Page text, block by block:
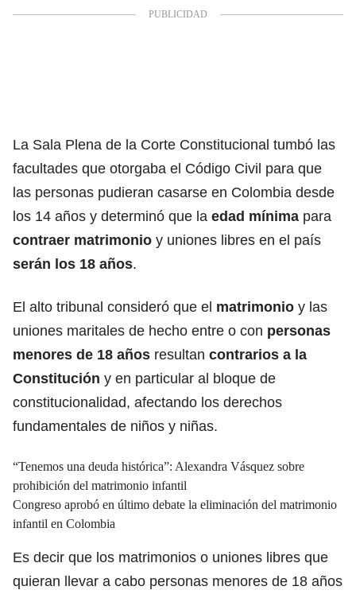
La Sala Plena de la Corte Constitucional tumbó las
facultades que otorgaba el Código Civil para que
las personas pudieran casarse en Colombia desde
los 14 años y determinó que la edad mínima para
contraer matrimonio y uniones libres en el país
serán los 18 años.
El alto tribunal consideró que el matrimonio y las
uniones maritales de hecho entre o con personas
menores de 18 años resultan contrarios a la
Constitución y en particular al bloque de
constitucionalidad, afectando los derechos
fundamentales de niños y niñas.
“Tenemos una deuda histórica”: Alexandra Vásquez sobre
prohibición del matrimonio infantil
Congreso aprobó en último debate la eliminación del matrimonio
infantil en Colombia
Es decir que los matrimonios o uniones libres que
quieran llevar a cabo personas menores de 18 años